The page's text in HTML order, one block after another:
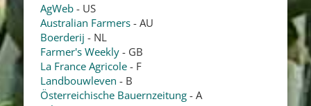
AgWeb - US
Australian Farmers - AU
Boerderij - NL
Farmer's Weekly - GB
La France Agricole - F
Landbouwleven - B
Österreichische Bauernzeitung - A